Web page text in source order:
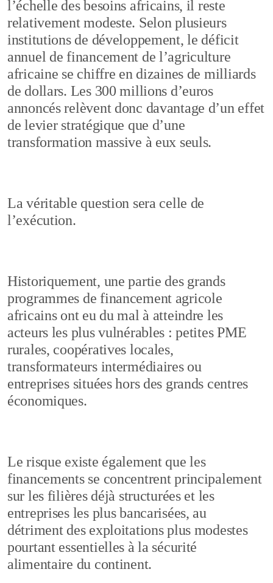
l’échelle des besoins africains, il reste
relativement modeste. Selon plusieurs
institutions de développement, le déficit
annuel de financement de l’agriculture
africaine se chiffre en dizaines de milliards
de dollars. Les 300 millions d’euros
annoncés relèvent donc davantage d’un effet
de levier stratégique que d’une
transformation massive à eux seuls.
La véritable question sera celle de
l’exécution.
Historiquement, une partie des grands
programmes de financement agricole
africains ont eu du mal à atteindre les
acteurs les plus vulnérables : petites PME
rurales, coopératives locales,
transformateurs intermédiaires ou
entreprises situées hors des grands centres
économiques.
Le risque existe également que les
financements se concentrent principalement
sur les filières déjà structurées et les
entreprises les plus bancarisées, au
détriment des exploitations plus modestes
pourtant essentielles à la sécurité
alimentaire du continent.